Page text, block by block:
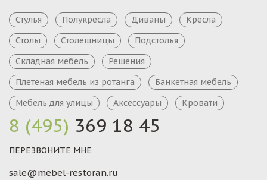
8 (495) 369 18 45
ПЕРЕЗВОНИТЕ МНЕ
sale@mebel-restoran.ru
Стулья Полукресла Диваны
Кресла
Столы
Столешницы
Подстолья
Складная мебель
Решения
Плетеная мебель из ротанга
Банкетная мебель
Мебель для улицы
Аксессуары Кровати